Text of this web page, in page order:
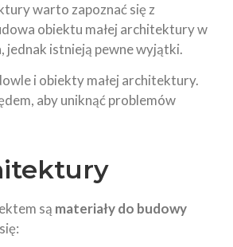
warto zapoznać się z
obiektu małej architektury w
jednak istnieją pewne wyjątki.
i obiekty małej architektury.
aby uniknąć problemów
są materiały do budowy